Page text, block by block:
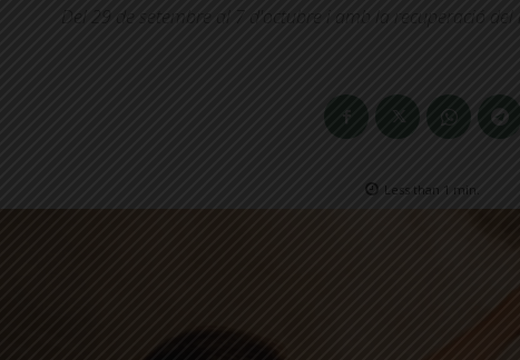
Del 29 de setembre al 7 d'octubre i amb la recuperació del
Less than 1 min.